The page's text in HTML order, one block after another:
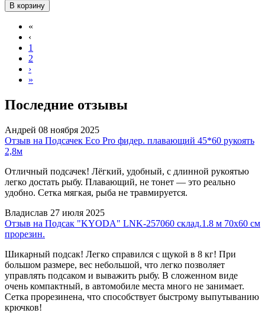
В корзину
«
‹
1
2
›
»
Последние отзывы
Андрей 08 ноября 2025
Отзыв на Подсачек Eco Pro фидер. плавающий 45*60 рукоять
2,8м
Отличный подсачек! Лёгкий, удобный, с длинной рукоятью
легко достать рыбу. Плавающий, не тонет — это реально
удобно. Сетка мягкая, рыба не травмируется.
Владислав 27 июля 2025
Отзыв на Подсак "KYODA" LNK-257060 склад.1.8 м 70х60 см
прорезин.
Шикарный подсак! Легко справился с щукой в 8 кг! При
большом размере, вес небольшой, что легко позволяет
управлять подсаком и выважить рыбу. В сложенном виде
очень компактный, в автомобиле места много не занимает.
Сетка прорезинена, что способствует быстрому выпутыванию
крючков!